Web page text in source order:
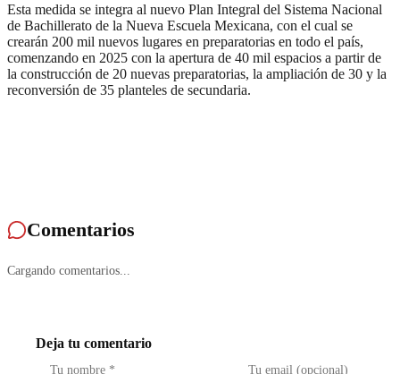
Esta medida se integra al nuevo Plan Integral del Sistema Nacional
de Bachillerato de la Nueva Escuela Mexicana, con el cual se
crearán 200 mil nuevos lugares en preparatorias en todo el país,
comenzando en 2025 con la apertura de 40 mil espacios a partir de
la construcción de 20 nuevas preparatorias, la ampliación de 30 y la
reconversión de 35 planteles de secundaria.
Comentarios
Cargando comentarios...
Deja tu comentario